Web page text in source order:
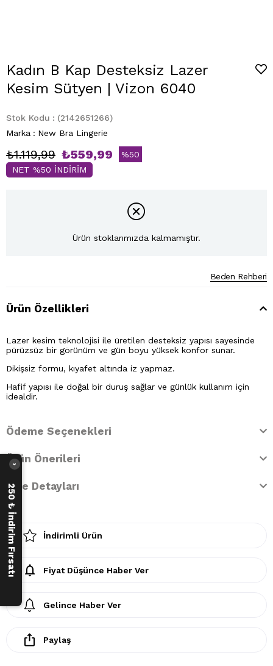
Kadın B Kap Desteksiz Lazer
Kesim Sütyen | Vizon 6040
Stok Kodu
(2142651266)
Marka : New Bra Lingerie
₺1.119,99 ₺559,99 %50
NET %50 İNDİRİM
Ürün stoklarımızda kalmamıştır.
Beden Rehberi
Ürün Özellikleri
Lazer kesim teknolojisi ile üretilen desteksiz yapısı sayesinde
pürüzsüz bir görünüm ve gün boyu yüksek konfor sunar.
Dikişsiz formu, kıyafet altında iz yapmaz.
Hafif yapısı ile doğal bir duruş sağlar ve günlük kullanım için
idealdir.
Ödeme Seçenekleri
Ürün Önerileri
İade Detayları
İndirimli Ürün
Fiyat Düşünce Haber Ver
Gelince Haber Ver
Paylaş
250 ₺ İndirim Fırsatı
›